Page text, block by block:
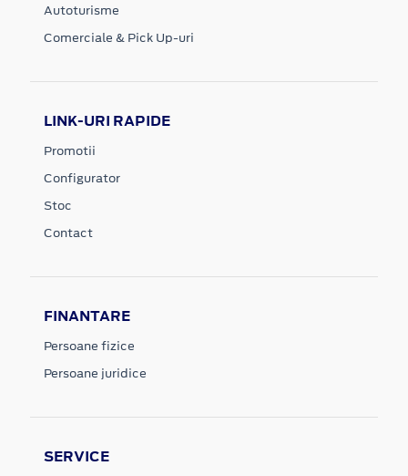
Autoturisme
Comerciale & Pick Up-uri
LINK-URI RAPIDE
Promotii
Configurator
Stoc
Contact
FINANTARE
Persoane fizice
Persoane juridice
SERVICE